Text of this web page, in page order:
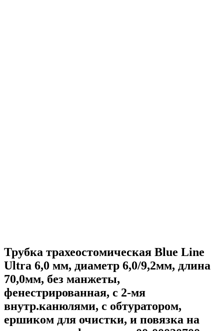
Трубка трахеостомическая Blue Line
Ultra 6,0 мм, диаметр 6,0/9,2мм, длина
70,0мм, без манжеты,
фенестрированная, с 2-мя
внутр.канюлями, с обтуратором,
ершиком для очистки, и повязка на